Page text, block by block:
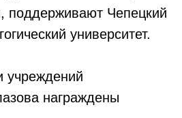
поддерживают Чепецкий
университет.
учреждений
награждены